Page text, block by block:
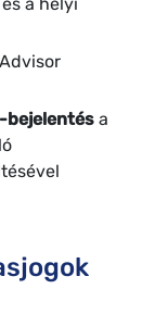
bejelentés a